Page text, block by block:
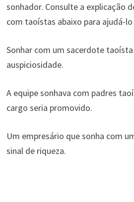
sonhador. Consulte a explicação
com taoístas abaixo para ajudá-lo
Sonhar com um sacerdote
auspiciosidade.
A equipe sonhava com padres
cargo seria promovido.
Um empresário que sonha com
sinal de riqueza.